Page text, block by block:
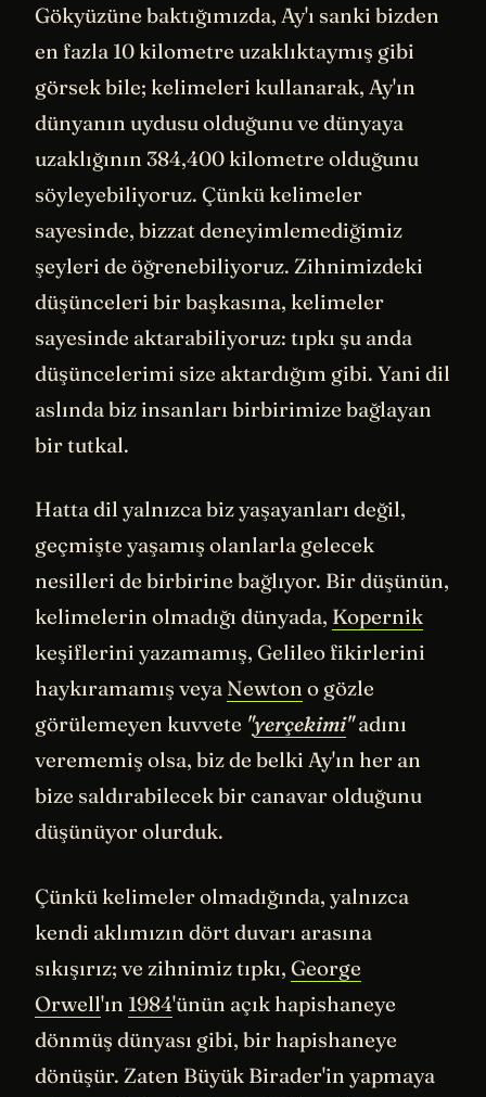
Gökyüzüne baktığımızda, Ay'ı sanki bizden
en fazla 10 kilometre uzaklıktaymış gibi
görsek bile; kelimeleri kullanarak, Ay'ın
dünyanın uydusu olduğunu ve dünyaya
uzaklığının 384,400 kilometre olduğunu
söyleyebiliyoruz. Çünkü kelimeler
sayesinde, bizzat deneyimlemediğimiz
şeyleri de öğrenebiliyoruz. Zihnimizdeki
düşünceleri bir başkasına, kelimeler
sayesinde aktarabiliyoruz: tıpkı şu anda
düşüncelerimi size aktardığım gibi. Yani dil
aslında biz insanları birbirimize bağlayan
bir tutkal.
Hatta dil yalnızca biz yaşayanları değil,
geçmişte yaşamış olanlarla gelecek
nesilleri de birbirine bağlıyor. Bir düşünün,
kelimelerin olmadığı dünyada, Kopernik
keşiflerini yazamamış, Gelileo fikirlerini
haykıramamış veya Newton o gözle
görülemeyen kuvvete "yerçekimi"adını
verememiş olsa, biz de belki Ay'ın her an
bize saldırabilecek bir canavar olduğunu
düşünüyor olurduk.
Çünkü kelimeler olmadığında, yalnızca
kendi aklımızın dört duvarı arasına
sıkışırız; ve zihnimiz tıpkı, George
Orwell'ın 1984'ünün açık hapishaneye
dönmüş dünyası gibi, bir hapishaneye
dönüşür. Zaten Büyük Birader'in yapmaya